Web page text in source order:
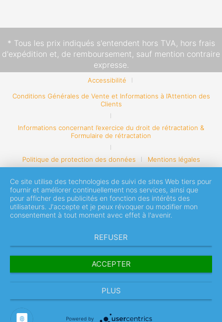
* Tous les prix indiqués s'entendent hors TVA, hors frais
d'expédition et, de remboursement, sauf mention contraire
expresse.
Accessibilité
Conditions Générales de Vente et Informations à l’Attention des
Clients
Informations concernant l’exercice du droit de rétractation &
Formulaire de rétractation
Politique de protection des données Mentions légales
Ce site utilise des technologies de suivi de sites Web tiers pour
fournir et améliorer continuellement nos services, ainsi que
pour afficher des publicités en fonction des intérêts des
utilisateurs. J'accepte et je peux révoquer ou modifier mon
consentement à tout moment avec effet à l'avenir.
REFUSER
ACCEPTER
PLUS
Powered by